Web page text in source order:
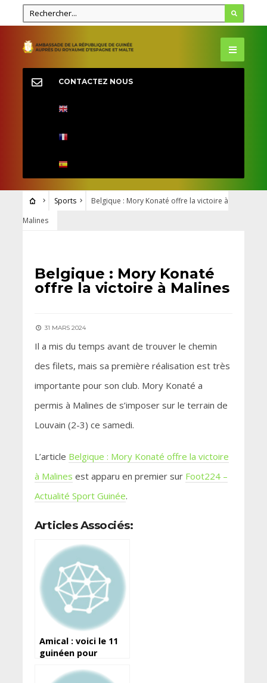
CONTACTEZ NOUS
Sports
Belgique : Mory Konaté offre la victoire à
Malines
Belgique : Mory Konaté
offre la victoire à Malines
31 MARS 2024
Il a mis du temps avant de trouver le chemin
des filets, mais sa première réalisation est très
importante pour son club. Mory Konaté a
permis à Malines de s’imposer sur le terrain de
Louvain (2-3) ce samedi.
L’article Belgique : Mory Konaté offre la victoire
à Malines est apparu en premier sur Foot224 –
Actualité Sport Guinée.
Articles Associés:
Amical : voici le 11
guinéen pour